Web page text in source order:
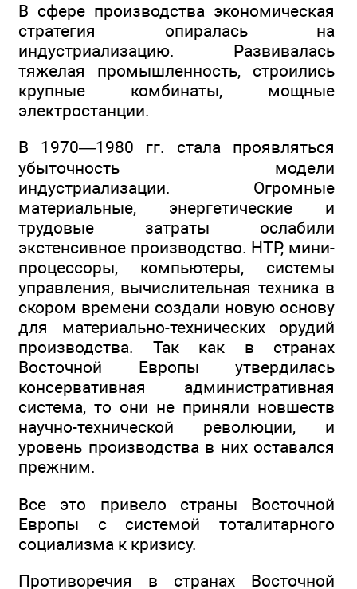
В сфере производства экономическая
стратегия опиралась на
индустриализацию. Развивалась
тяжелая промышленность, строились
крупные комбинаты, мощные
электростанции.
В 1970—1980 гг. стала проявляться
убыточность модели
индустриализации. Огромные
материальные, энергетические и
трудовые затраты ослабили
экстенсивное производство. НТР, мини-
процессоры, компьютеры, системы
управления, вычислительная техника в
скором времени создали новую основу
для материально-технических орудий
производства. Так как в странах
Восточной Европы утвердилась
консервативная административная
система, то они не приняли новшеств
научно-технической революции, и
уровень производства в них оставался
прежним.
Все это привело страны Восточной
Европы с системой тоталитарного
социализма к кризису.
Противоречия в странах Восточной